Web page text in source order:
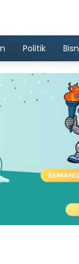
Politik